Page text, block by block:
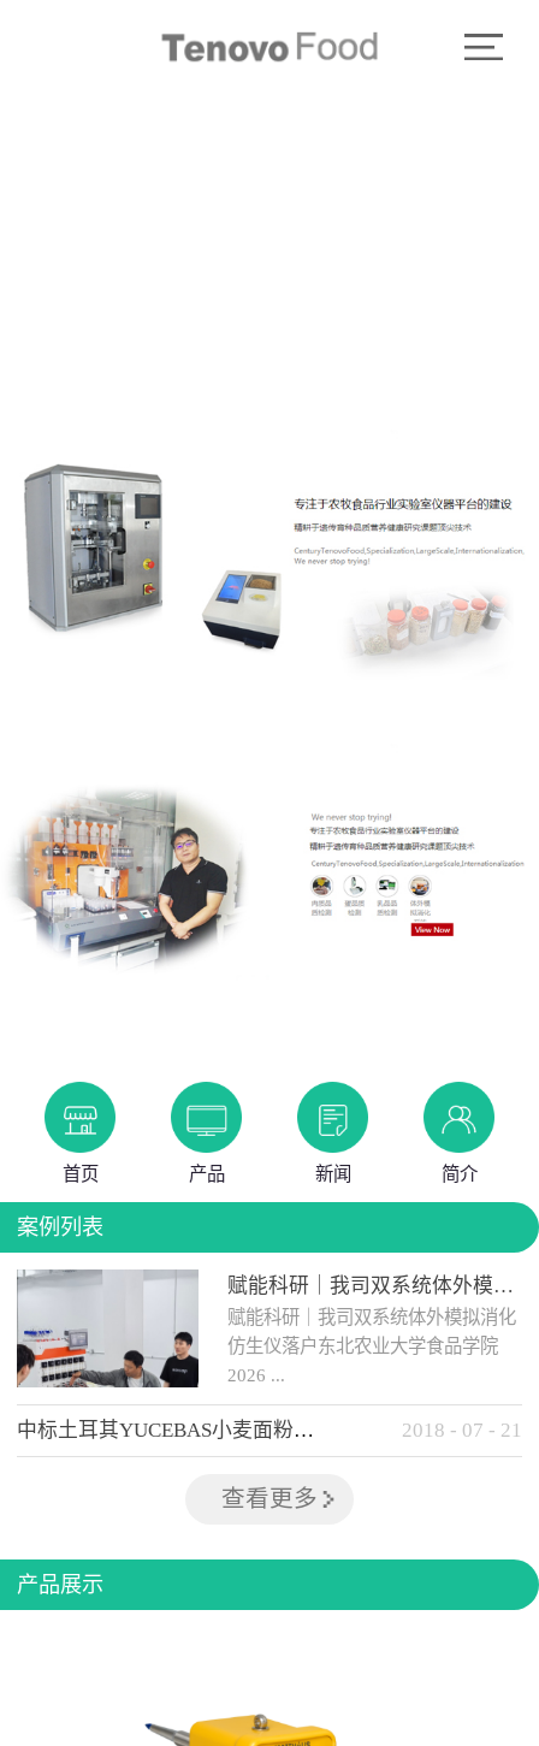
首页 产品 新闻 简介
案例列表
赋能科研｜我司双系统体外模拟消化仿生仪落户东北农业大学食品学院
赋能科研｜我司双系统体外模拟消化
仿生仪落户东北农业大学食品学院
2026 ...
年 5 月 12日，我司自主研发的...
中标土耳其YUCEBAS小麦面粉检测设备 2018 - 07 - 21
查看更多
产品展示